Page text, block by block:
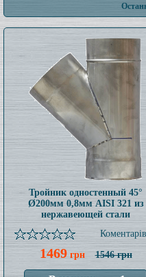
Тройник одностенный 45°
Ø200мм 0,8мм AISI 321 из
нержавеющей стали
1469грн 1546 грн